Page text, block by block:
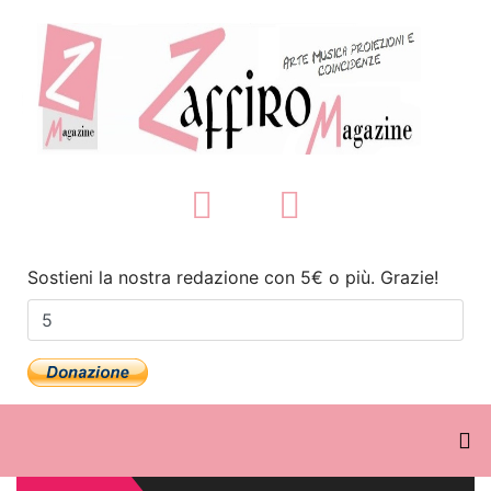
Sostieni la nostra redazione con 5€ o più. Grazie!